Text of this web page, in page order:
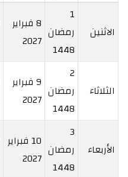
الاثنين
1
رمضان
1448
8 فبراير
2027
الثلاثاء
2
رمضان
1448
9 فبراير
2027
الأربعاء
3
رمضان
1448
10 فبراير
2027